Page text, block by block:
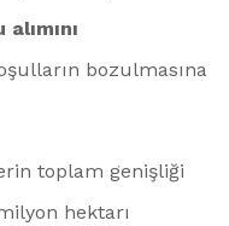
alımını
bozulmasına
toplam genişliği
hektarı